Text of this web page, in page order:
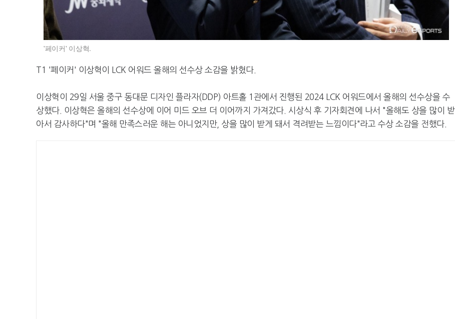
'페이커' 이상혁.
T1 '페이커' 이상혁이 LCK 어워드 올해의 선수상 소감을 밝혔다.
이상혁이 29일 서울 중구 동대문 디자인 플라자(DDP) 아트홀 1관에서 진행된 2024 LCK 어워드에서 올해의 선수상을 수
상했다. 이상혁은 올해의 선수상에 이어 미드 오브 더 이어까지 가져갔다. 시상식 후 기자회견에 나서 "올해도 상을 많이 받
아서 감사하다"며 "올해 만족스러운 해는 아니었지만, 상을 많이 받게 돼서 격려받는 느낌이다"라고 수상 소감을 전했다.